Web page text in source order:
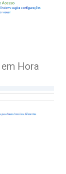
em Hora